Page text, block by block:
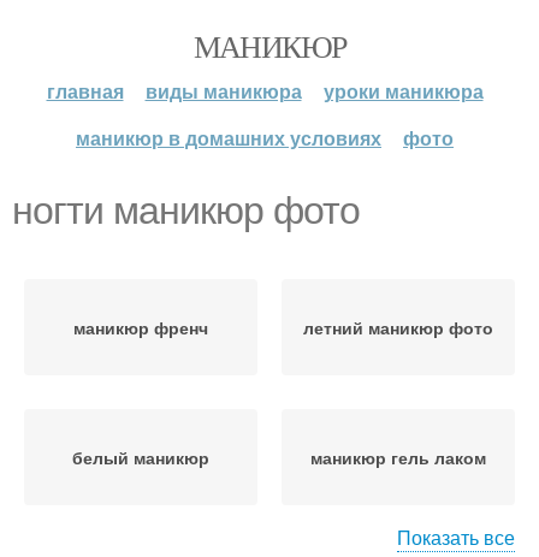
МАНИКЮР
главная виды маникюра
уроки маникюра
маникюр в домашних условиях
фото
ногти маникюр фото
маникюр френч летний маникюр фото
белый маникюр маникюр гель лаком
Показать все